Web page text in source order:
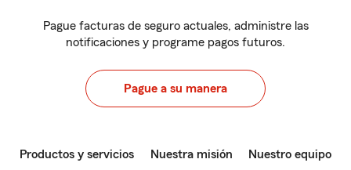
Pague facturas de seguro actuales, administre las
notificaciones y programe pagos futuros.
Pague a su manera
Productos y servicios Nuestra misión Nuestro equipo